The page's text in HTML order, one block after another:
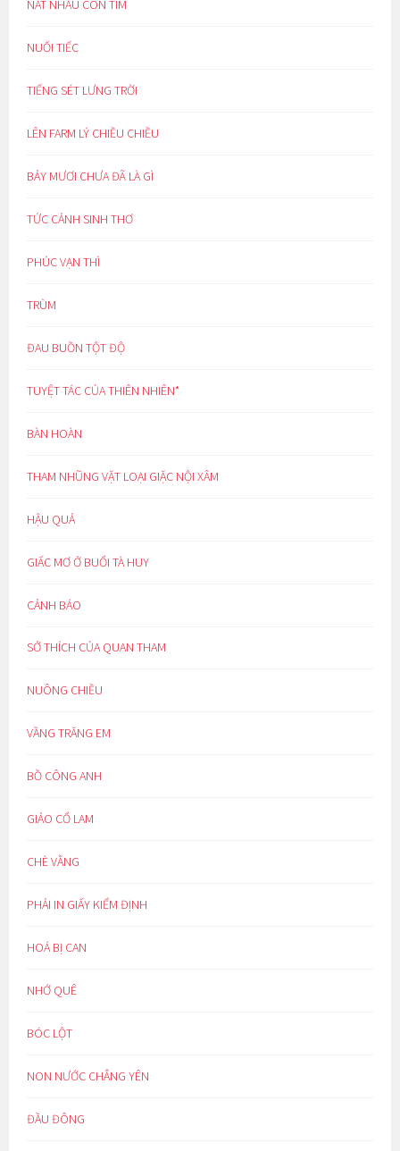
NÁT NHÀU CON TIM
NUỐI TIẾC
TIẾNG SÉT LƯNG TRỜI
LÊN FARM LÝ CHIỀU CHIỀU
BẢY MƯƠI CHƯA ĐÃ LÀ GÌ
TỨC CẢNH SINH THƠ
PHÚC VẠN THÌ
TRÙM
ĐAU BUỒN TỘT ĐỘ
TUYỆT TÁC CỦA THIÊN NHIÊN*
BÀN HOÀN
THAM NHŨNG VẶT LOẠI GIẶC NỘI XÂM
HẬU QUẢ
GIẤC MƠ Ở BUỔI TÀ HUY
CẢNH BÁO
SỞ THÍCH CỦA QUAN THAM
NUÔNG CHIỀU
VẦNG TRĂNG EM
BỒ CÔNG ANH
GIẢO CỔ LAM
CHÈ VẰNG
PHẢI IN GIẤY KIỂM ĐỊNH
HOÁ BỊ CAN
NHỚ QUÊ
BÓC LỘT
NON NƯỚC CHẲNG YÊN
ĐẦU ĐÔNG